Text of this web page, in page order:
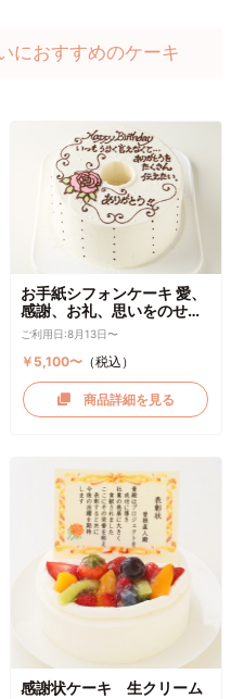
におすすめのケーキ
お手紙シフォンケーキ 愛、
感謝、お礼、思いをのせて
直径17cm
ご利用日:8月13日〜
￥5,100〜 （税込）
商品詳細を見る
感謝状ケーキ 生クリーム